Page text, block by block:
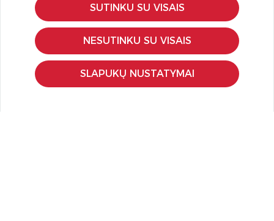
KLIENTŲ APTARNAVIMAS
Pirkimo – pardavimo taisyklės
Pristatymas ir grąžinimas
Apmokėjimo būdai
Kokybės ir saugumo standartai
Privatumo taisyklės
SUTINKU SU VISAIS
NESUTINKU SU VISAIS
SLAPUKŲ NUSTATYMAI